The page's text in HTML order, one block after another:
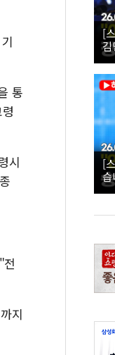
통
시
지
[
김
당
[스팟
습
더